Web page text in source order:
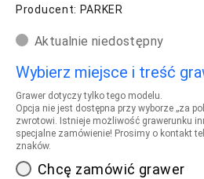
Producent: PARKER
Aktualnie niedostępny
Wybierz miejsce i treść
Grawer dotyczy tylko tego modelu.
Opcja nie jest dostępna przy wyborze „za
zwrotowi. Istnieje możliwość grawerunku
specjalne zamówienie! Prosimy o kontakt
znaków.
Chcę zamówić grawer